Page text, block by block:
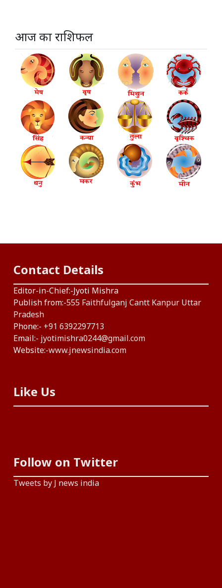
आज का राशिफल
Contact Details
Editor-in-Chief:-Jyoti Mishra
Publish from:-555 Faithfulganj Cantt Kanpur Uttar
Pradesh
Phone:- +91 6392297713
Email:- jyotimishra0244@gmail.com
Website:-www.jnewsindia.com
Like Us
Follow on Twitter
Tweets by J news india